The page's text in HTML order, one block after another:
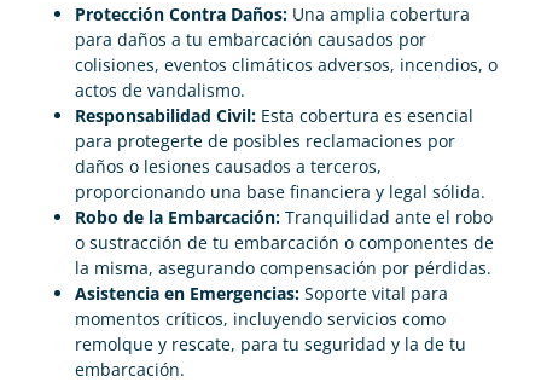
Protección Contra Daños: Una amplia cobertura
para daños a tu embarcación causados por
colisiones, eventos climáticos adversos, incendios, o
actos de vandalismo.
Responsabilidad Civil: Esta cobertura es esencial
para protegerte de posibles reclamaciones por
daños o lesiones causados a terceros,
proporcionando una base financiera y legal sólida.
Robo de la Embarcación: Tranquilidad ante el robo
o sustracción de tu embarcación o componentes de
la misma, asegurando compensación por pérdidas.
Asistencia en Emergencias: Soporte vital para
momentos críticos, incluyendo servicios como
remolque y rescate, para tu seguridad y la de tu
embarcación.